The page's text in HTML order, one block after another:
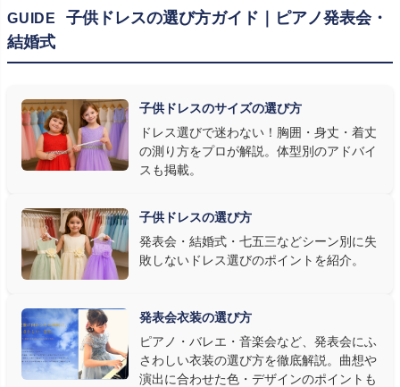
② 舞台で映える色・楽器に合うデザインを選ぶ
発表会の舞台は照明が強く、客席からは意外と色味が飛んで見え
ます。ネイビー・ブラック・深みのあるジュエルカラーはホールの照
す。またピアノ演奏なら落ち着いたシックなトーン、バイオリンやソ
ロ演奏なら華やかで視線を集めるデザイン、合唱やアンサンブル
なら衣装同士が調和するクラシカルな色合い、と演目に合わせた
③ 演奏の動きを妨げない設計か確認する
発表会ドレス選びで見落とされがちなのが"動きやすさ"です。ピ
アノならペダル操作を妨げない丈感、バイオリンなら弓を動かす
右腕のゆとり、管楽器なら胸元の締め付けがないこと——演奏の
質は衣装で変わります。Angel's Closetのレンタル衣装は、元ピ
アノ教師の店長が発表会・コンクールでのご使用を前提に厳選し
た商品
を多数ご用意しています。
GUIDE
子供ドレスの選び方ガイド｜ピアノ発表会・
結婚式
子供ドレスのサイズの選び方
ドレス選びで迷わない！胸囲・身丈・着丈
の測り方をプロが解説。体型別のアドバイ
スも掲載。
子供ドレスの選び方
発表会・結婚式・七五三などシーン別に失
敗しないドレス選びのポイントを紹介。
発表会衣装の選び方
ピアノ・バレエ・音楽会など、発表会にふ
さわしい衣装の選び方を徹底解説。曲想や
演出に合わせた色・デザインのポイントも